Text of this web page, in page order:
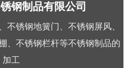
钢制品有限公司
不锈钢地簧门、不锈钢屏风、
、不锈钢栏杆等不锈钢制品的
加工